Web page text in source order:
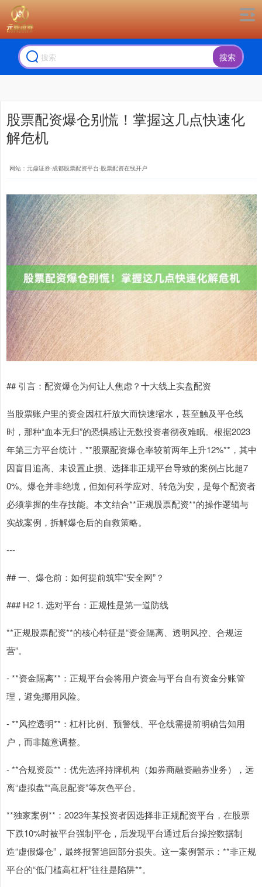
搜索
股票配资爆仓别慌！掌握这几点快速化
解危机
网站：元鼎证券-成都股票配资平台-股票配资在线开户
## 引言：配资爆仓为何让人焦虑？十大线上实盘配资
当股票账户里的资金因杠杆放大而快速缩水，甚至触及平仓线
时，那种“血本无归”的恐惧感让无数投资者彻夜难眠。根据2023
年第三方平台统计，**股票配资爆仓率较前两年上升12%**，其中
因盲目追高、未设置止损、选择非正规平台导致的案例占比超7
0%。爆仓并非绝境，但如何科学应对、转危为安，是每个配资者
必须掌握的生存技能。本文结合**正规股票配资**的操作逻辑与
实战案例，拆解爆仓后的自救策略。
---
## 一、爆仓前：如何提前筑牢“安全网”？
### H2 1. 选对平台：正规性是第一道防线
**正规股票配资**的核心特征是“资金隔离、透明风控、合规运
营”。
- **资金隔离**：正规平台会将用户资金与平台自有资金分账管
理，避免挪用风险。
- **风控透明**：杠杆比例、预警线、平仓线需提前明确告知用
户，而非随意调整。
- **合规资质**：优先选择持牌机构（如券商融资融券业务），远
离“虚拟盘”“高息配资”等灰色平台。
**独家案例**：2023年某投资者因选择非正规配资平台，在股票
下跌10%时被平台强制平仓，后发现平台通过后台操控数据制
造“虚假爆仓”，最终报警追回部分损失。这一案例警示：**非正规
平台的“低门槛高杠杆”往往是陷阱**。